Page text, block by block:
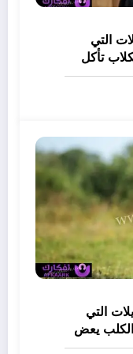
التي
تأكل
التي
يعض